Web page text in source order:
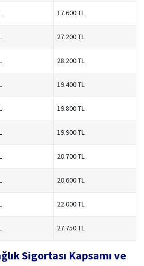
17.600 TL
27.200 TL
28.200 TL
19.400 TL
19.800 TL
19.900 TL
20.700 TL
20.600 TL
22.000 TL
27.750 TL
Sigortası Kapsamı ve